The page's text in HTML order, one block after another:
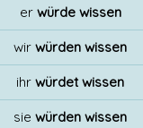
er würde wissen
wirwürden wissen
ihrwürdet wissen
siewürden wissen